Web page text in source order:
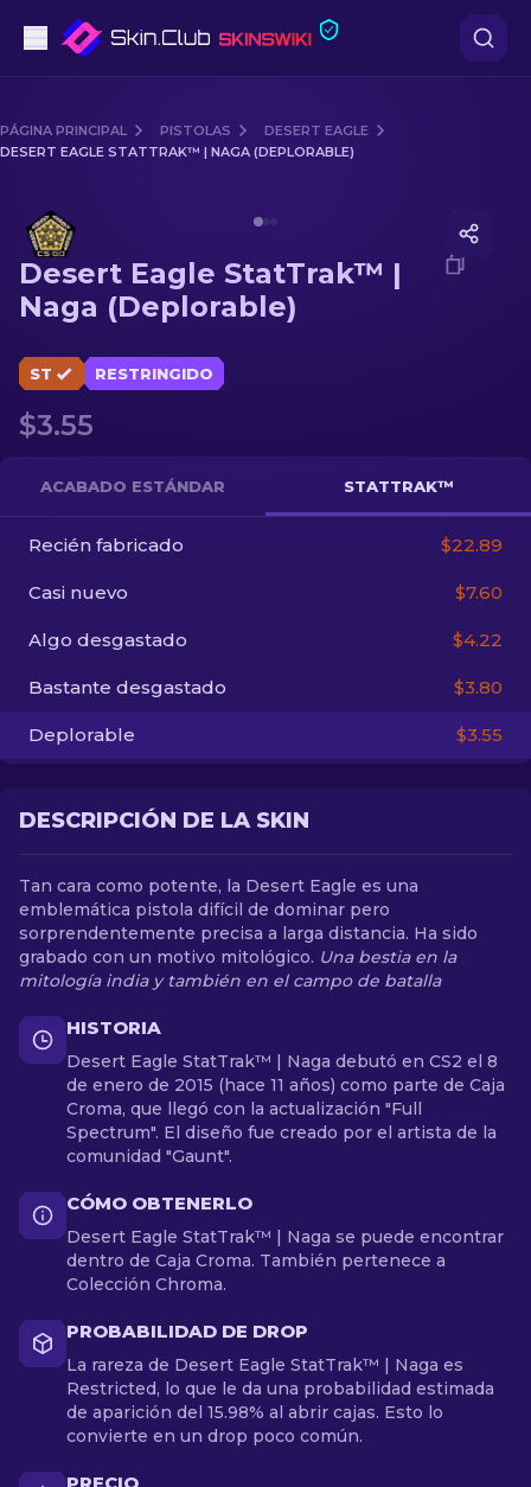
Gama media
Fusiles
Fusiles de Francotirador
Guantes
ES
PÁGINA PRINCIPAL PISTOLAS
DESERT EAGLE
DESERT EAGLE STATTRAK™ | NAGA (DEPLORABLE)
Desert Eagle StatTrak™ |
Naga (Deplorable)
ST RESTRINGIDO
$3.55
ACABADO ESTÁNDAR STATTRAK™
Recién fabricado $22.89
Casi nuevo $7.60
Algo desgastado $4.22
Bastante desgastado $3.80
Deplorable $3.55
DESCRIPCIÓN DE LA SKIN
Tan cara como potente, la Desert Eagle es una
emblemática pistola difícil de dominar pero
sorprendentemente precisa a larga distancia. Ha sido
grabado con un motivo mitológico. Una bestia en la
mitología india y también en el campo de batalla
HISTORIA
Desert Eagle StatTrak™ | Naga debutó en CS2 el 8
de enero de 2015 (hace 11 años) como parte de Caja
Croma, que llegó con la actualización "Full
Spectrum". El diseño fue creado por el artista de la
comunidad "Gaunt".
CÓMO OBTENERLO
Desert Eagle StatTrak™ | Naga se puede encontrar
dentro de Caja Croma. También pertenece a
Colección Chroma.
PROBABILIDAD DE DROP
La rareza de Desert Eagle StatTrak™ | Naga es
Restricted, lo que le da una probabilidad estimada
de aparición del 15.98% al abrir cajas. Esto lo
convierte en un drop poco común.